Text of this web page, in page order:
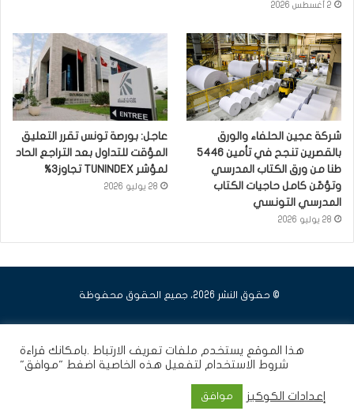
2 أغسطس 2026
شركة عجين الحلفاء والورق
بالقصرين تنجح في تأمين 5446
طنا من ورق الكتاب المدرسي
وتؤمّن كامل حاجيات الكتاب
المدرسي التونسي
28 يوليو 2026
عاجل: بورصة تونس تقرر التعليق
المؤقت للتداول بعد التراجع الحاد
لمؤشر TUNINDEX تجاوز3%
28 يوليو 2026
© حقوق النشر 2026، جميع الحقوق محفوظة
هذا الموقع يستخدم ملفات تعريف الارتباط .بامكانك قراءة
شروط الاستخدام لتفعيل هذه الخاصية اضغط "موافق"
إعدادات الكوكيز موافق